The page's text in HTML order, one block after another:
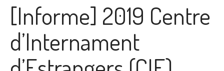
[Informe] 2019 Centre
d’Internament